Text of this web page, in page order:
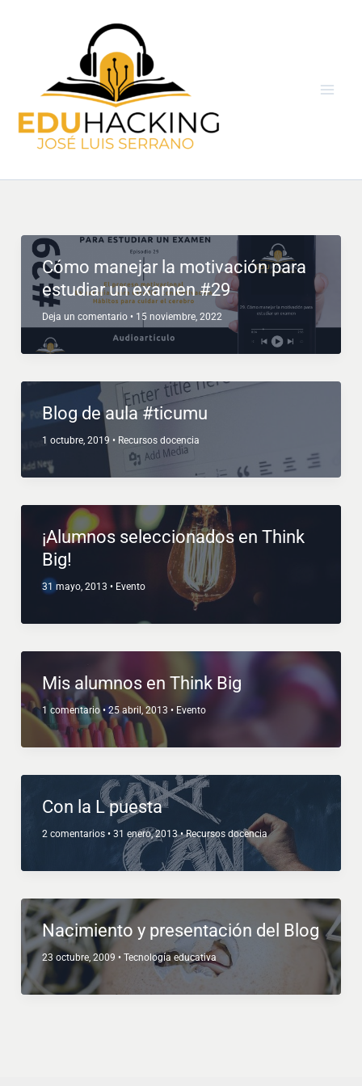
Cómo manejar la motivación para
estudiar un examen #29
Deja un comentario • 15 noviembre, 2022
Blog de aula #ticumu
1 octubre, 2019 • Recursos docencia
¡Alumnos seleccionados en Think
Big!
31 mayo, 2013 • Evento
Mis alumnos en Think Big
1 comentario • 25 abril, 2013 • Evento
Con la L puesta
2 comentarios • 31 enero, 2013•Recursos docencia
Nacimiento y presentación del Blog
23 octubre, 2009 • Tecnología educativa